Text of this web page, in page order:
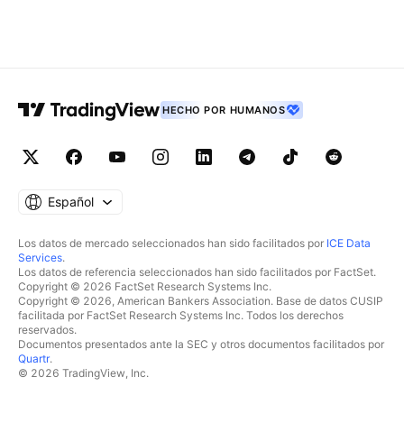
HECHO POR HUMANOS
Español
Los datos de mercado seleccionados han sido facilitados por ICE Data
Services.
Los datos de referencia seleccionados han sido facilitados por FactSet.
Copyright © 2026 FactSet Research Systems Inc.
Copyright © 2026, American Bankers Association. Base de datos CUSIP
facilitada por FactSet Research Systems Inc. Todos los derechos
reservados.
Documentos presentados ante la SEC y otros documentos facilitados por
Quartr.
© 2026 TradingView, Inc.